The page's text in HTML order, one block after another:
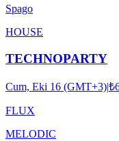
Spago
HOUSE
TECHNOPARTY
Cum, Eki 16 (GMT+3)|
FLUX
MELODIC